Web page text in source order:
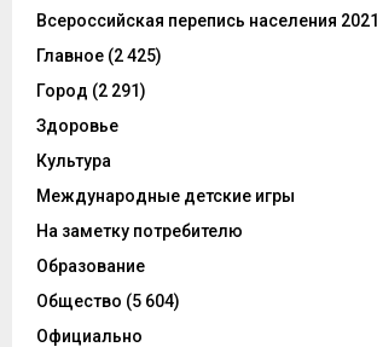
Всероссийская перепись населения 2021
Главное (2 425)
Город (2 291)
Здоровье
Культура
Международные детские игры
На заметку потребителю
Образование
Общество (5 604)
Официально